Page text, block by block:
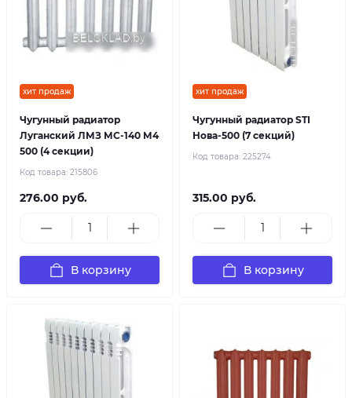
хит продаж
Чугунный радиатор
Луганский ЛМЗ МС-140 М4
500 (4 секции)
Код товара: 215806
276.00 руб.
В корзину
хит продаж
Чугунный радиатор STI
Нова-500 (7 секций)
Код товара: 225274
315.00 руб.
В корзину